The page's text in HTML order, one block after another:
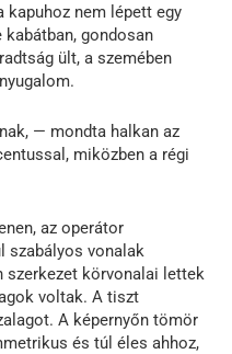
kapuhoz nem lépett egy
gondosan
ült, a szemében
— mondta halkan az
miközben a régi
az operátor
szabályos vonalak
szerkezet körvonalai lettek
voltak. A tiszt
A képernyőn tömör
és túl éles ahhoz,